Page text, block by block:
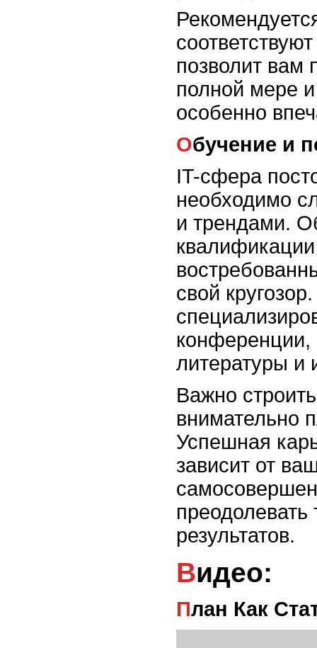
позволит вам
полной мере
особенно
Обучение и
IT-сфера
необходимо
и трендами.
свой
конференции,
литературы и
Важно
внимательно
Успешная
зависит от
результатов.
Видео:
План Как